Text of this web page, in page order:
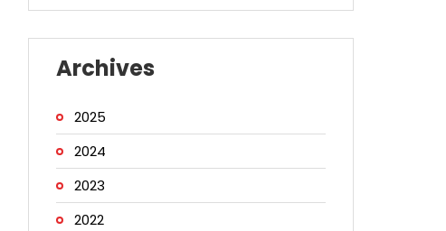
Archives
2025
2024
2023
2022